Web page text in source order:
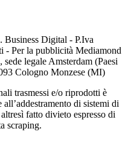
Business Digital - P.Iva
- Per la pubblicità Mediamond
legale Amsterdam (Paesi
Cologno Monzese (MI)
trasmessi e/o riprodotti è
di sistemi di
fatto divieto espresso di
scraping.